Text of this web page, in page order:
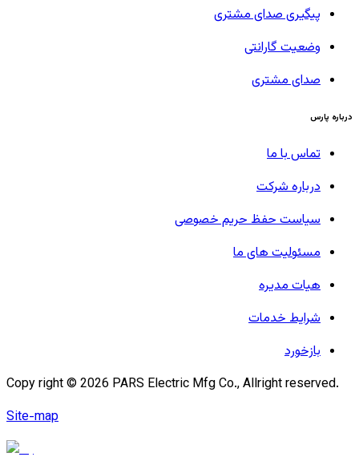
پیگیری صدای مشتری
وضعیت گارانتی
صدای مشتری
درباره پارس
تماس با ما
درباره شرکت
سیاست حفظ حریم خصوصی
مسئولیت های ما
هیات مدیره
شرایط خدمات
بازخورد
Copy right © 2026 PARS Electric Mfg Co., Allright reserved.
Site-map